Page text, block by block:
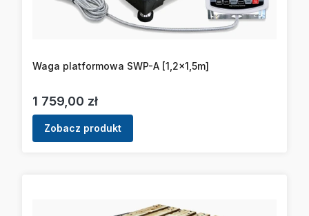
Waga platformowa SWP-A [1,2x1,5m]
Cena
1 759,00 zł
Zobacz produkt